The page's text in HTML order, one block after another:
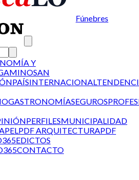
Fúnebres
Y
SAN
PAÍSINTERNACIONAL
GASTRONOMÍASEGUROS
PERFILESMUNICIPALIDAD
PDF ARQUITECTURAPDF
EDICTOS
CONTACTO